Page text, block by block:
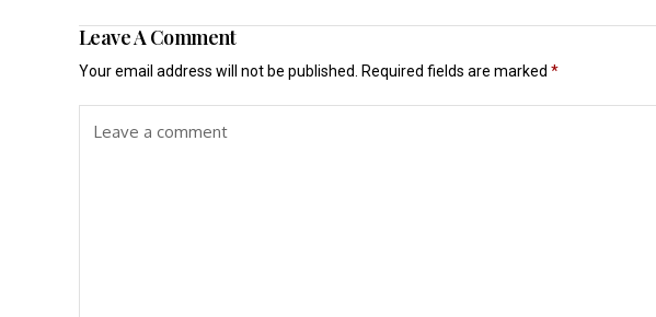
Leave A Comment
Your email address will not be published. Required fields are marked *